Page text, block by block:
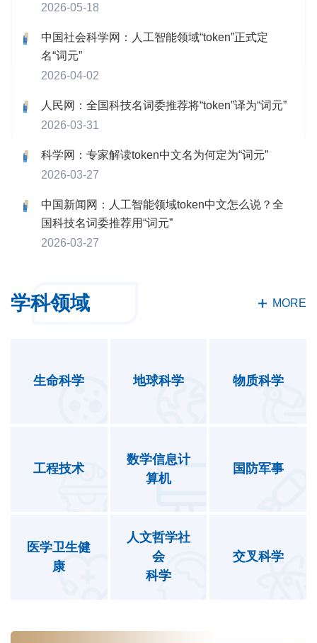
2026-05-18
中国社会科学网：人工智能领域“token”正式定
名“词元”
2026-04-02
人民网：全国科技名词委推荐将“token”译为“词元”
2026-03-31
科学网：专家解读token中文名为何定为“词元”
2026-03-27
中国新闻网：人工智能领域token中文怎么说？全
国科技名词委推荐用“词元”
2026-03-27
学科领域 MORE
生命科学 地球科学 物质科学
工程技术
数学信息计
算机
国防军事
医学卫生健
康
人文哲学社
会
科学
交叉科学